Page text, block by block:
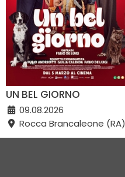
UN BEL GIORNO
09.08.2026
Rocca Brancaleone (RA)